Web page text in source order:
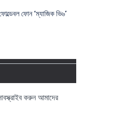
ফোন ‘ম্যাজিক ভি৬’
করুন আমাদের